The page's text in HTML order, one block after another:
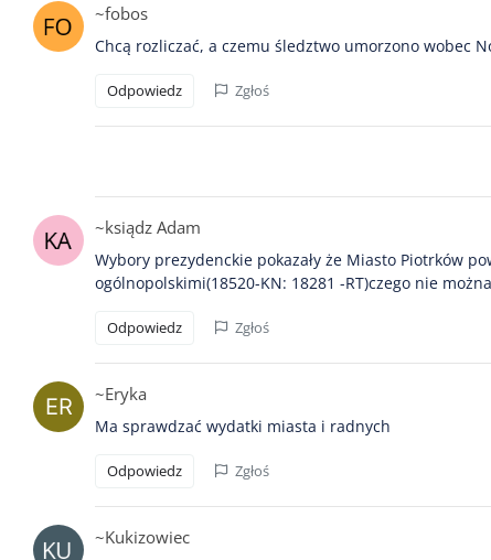
~fobos
Chcą rozliczać, a czemu śledztwo umorzono wobec
Odpowiedz Zgłoś
~ksiądz Adam
Wybory prezydenckie pokazały że Miasto Piotrków
ogólnopolskimi(18520-KN: 18281 -RT)czego nie
Odpowiedz Zgłoś
~Eryka
Ma sprawdzać wydatki miasta i radnych
Odpowiedz Zgłoś
~Kukizowiec